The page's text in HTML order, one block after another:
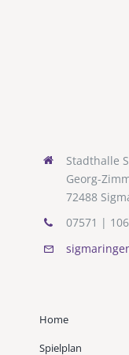
Stadthalle
Georg-
72488
07571 |
Home
Spielplan